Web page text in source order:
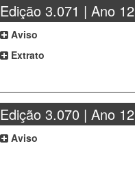
Edição 3.071 | Ano 12
Aviso
Extrato
Edição 3.070 | Ano 12
Aviso